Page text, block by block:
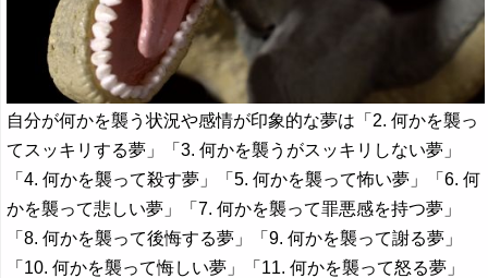
自分が何かを襲う状況や感情が印象的な夢は「2. 何かを襲っ
てスッキリする夢」「3. 何かを襲うがスッキリしない夢」
「4. 何かを襲って殺す夢」「5. 何かを襲って怖い夢」「6. 何
かを襲って悲しい夢」「7. 何かを襲って罪悪感を持つ夢」
「8. 何かを襲って後悔する夢」「9. 何かを襲って謝る夢」
「10. 何かを襲って悔しい夢」「11. 何かを襲って怒る夢」